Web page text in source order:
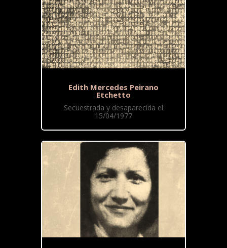
Edith Mercedes Peirano
Etchetto
Secuestrada y desaparecida el
15/04/1977